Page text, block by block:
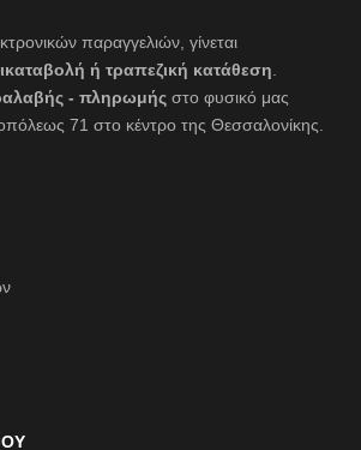
παραγγελιών, γίνεται
ή τραπεζική κατάθεση
- πληρωμής στο φυσικό μας
71 στο κέντρο της Θεσσαλονίκης.